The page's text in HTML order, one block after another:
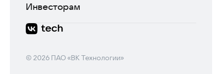
Инвесторам
© 2026 ПАО «ВК Технологии»